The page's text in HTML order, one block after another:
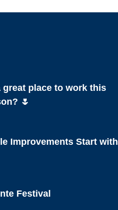
great place to work this
🌷
Improvements Start with
Festival